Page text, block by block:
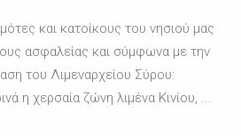
και κατοίκους του νησιού μας
ασφαλείας και σύμφωνα με την
του Λιμεναρχείου Σύρου:
η χερσαία ζώνη λιμένα Κινίου, ...